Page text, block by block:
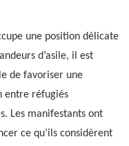
une position délicate
d’asile, il est
de favoriser une
entre réfugiés
Les manifestants ont
ce qu’ils considèrent